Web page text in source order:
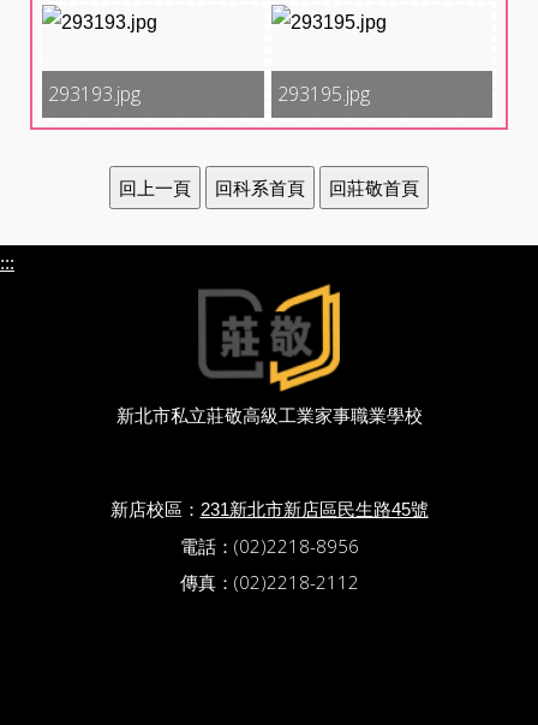
293193.jpg 293195.jpg
:::
新北市私立莊敬高級工業家事職業學校
新店校區： 231新北市新店區民生路45號
電話：(02)2218-8956
傳真：(02)2218-2112